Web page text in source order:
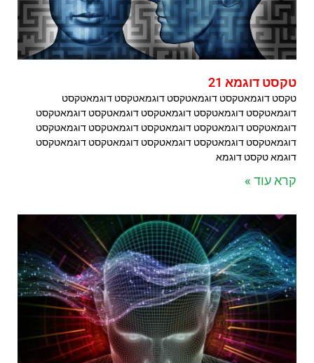
טקסט דוגמא 21
טקסט דוגמאטקסט דוגמאטקסט דוגמאטקסט דוגמאטקסט
דוגמאטקסט דוגמאטקסט דוגמאטקסט דוגמאטקסט דוגמאטקסט
דוגמאטקסט דוגמאטקסט דוגמאטקסט דוגמאטקסט דוגמאטקסט
דוגמאטקסט דוגמאטקסט דוגמאטקסט דוגמאטקסט דוגמאטקסט
דוגמא טקסט דוגמא
קרא עוד »